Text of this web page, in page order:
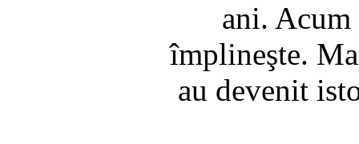
ani. Acum
împlineşte.
au devenit